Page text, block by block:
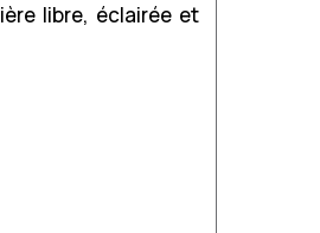
libre, éclairée et